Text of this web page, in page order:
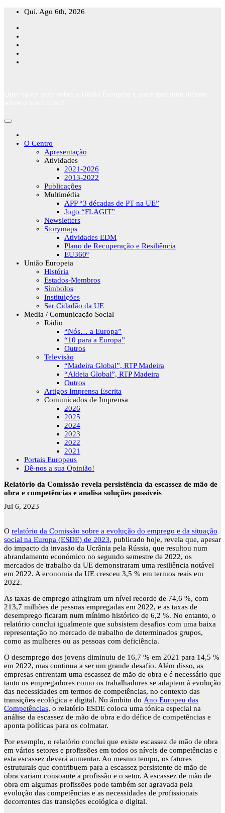
Skip
content
Qui. Ago 6th, 2026
O Centro
Apresentação
Atividades
2021-2026
2013-2022
Publicações
Multimédia
APP “3 décadas de PT na UE”
Jogo “FLAGIT”
Newsletters
Storymaps
Atividades EDM
Plano de Recuperação e Resiliência
EU360º
União Europeia
História
Estados-Membros
Símbolos
Instituições
Ser Cidadão da UE
Media / Comunicação Social
Rádio
“Nós… a Europa”
“10 para a Europa”
Outros
Televisão
“Madeira Global”, RTP Madeira
“Aldeia Global”, RTP Madeira
Outros
Artigos Imprensa Escrita
Comunicados de Imprensa
2026
2025
2024
2023
2022
2021
Portais Europeus
Dê-nos a sua Opinião!
Relatório da Comissão revela persistência da escassez de mão de
obra e competências e analisa soluções possíveis
Jul 6, 2023
O relatório da Comissão sobre a evolução do emprego e da situação
social na Europa (ESDE) de 2023, publicado hoje, revela que, apesar
do impacto da invasão da Ucrânia pela Rússia, que resultou num
abrandamento económico no segundo semestre de 2022, os
mercados de trabalho da UE demonstraram uma resiliência notável
em 2022. A economia da UE cresceu 3,5 % em termos reais em
2022.
As taxas de emprego atingiram um nível recorde de 74,6 %, com
213,7 milhões de pessoas empregadas em 2022, e as taxas de
desemprego ficaram num mínimo histórico de 6,2 %. No entanto, o
relatório conclui igualmente que subsistem desafios com uma baixa
representação no mercado de trabalho de determinados grupos,
como as mulheres ou as pessoas com deficiência.
O desemprego dos jovens diminuiu de 16,7 % em 2021 para 14,5 %
em 2022, mas continua a ser um grande desafio. Além disso, as
empresas enfrentam uma escassez de mão de obra e é necessário que
tanto os empregadores como os trabalhadores se adaptem à evolução
das necessidades em termos de competências, no contexto das
transições ecológica e digital. No âmbito do Ano Europeu das
Competências, o relatório ESDE coloca uma tónica especial na
análise da escassez de mão de obra e do défice de competências e
aponta políticas para os colmatar.
Por exemplo, o relatório conclui que existe escassez de mão de obra
em vários setores e profissões em todos os níveis de competências e
esta escassez deverá aumentar. Ao mesmo tempo, os fatores
estruturais que contribuem para a escassez persistente de mão de
obra variam consoante a profissão e o setor. A escassez de mão de
obra em algumas profissões pode também ser agravada pela
evolução das competências e as necessidades de profissionais
decorrentes das transições ecológica e digital.